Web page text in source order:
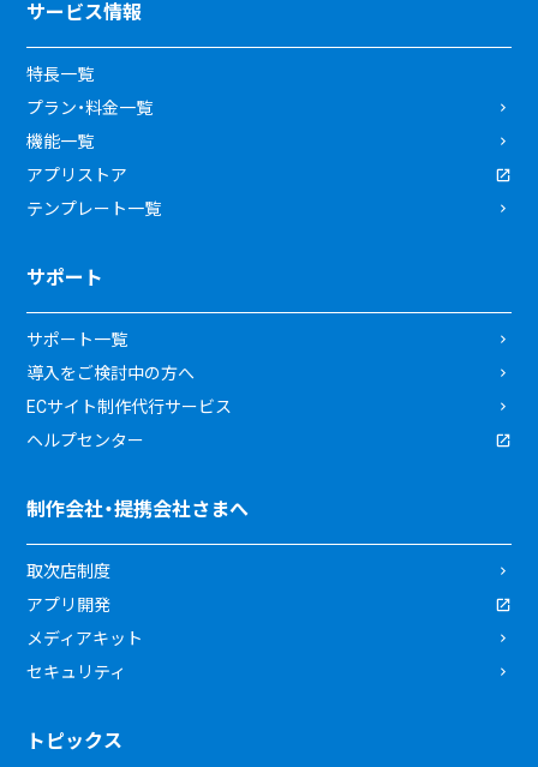
サービス情報
特長一覧
プラン・料金一覧
機能一覧
アプリストア
テンプレート一覧
サポート
サポート一覧
導入をご検討中の方へ
ECサイト制作代行サービス
ヘルプセンター
制作会社・提携会社さまへ
取次店制度
アプリ開発
メディアキット
セキュリティ
トピックス